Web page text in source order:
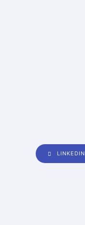
LINKEDIN